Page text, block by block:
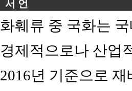
서 언
화훼류 중 국화는
경제적으로나 산업
2016년 기준으로